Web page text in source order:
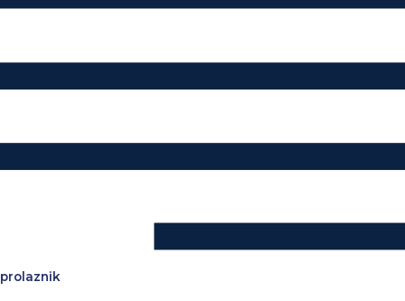
prolaznik